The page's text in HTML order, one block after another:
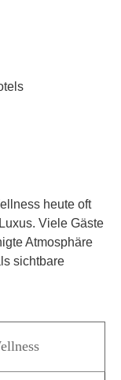
heute oft
Viele Gäste
Atmosphäre
sichtbare